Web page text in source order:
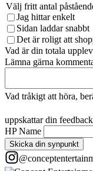
Välj fritt antal
Jag hittar enkelt
Sidan laddar snabbt
Det är roligt att
Vad är din totala
Lämna gärna
Vad tråkigt att höra,
uppskattar din feedback
HP Name
Skicka din synpunkt